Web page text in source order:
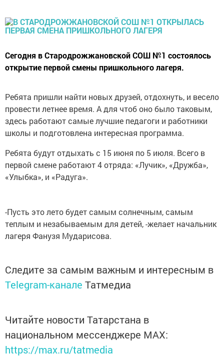
Сегодня в Стародрожжановской СОШ №1 состоялось
открытие первой смены пришкольного лагеря.
Ребята пришли найти новых друзей, отдохнуть, и весело
провести летнее время. А для чтоб оно было таковым,
здесь работают самые лучшие педагоги и работники
школы и подготовлена интересная программа.
Ребята будут отдыхать с 15 июня по 5 июля. Всего в
первой смене работают 4 отряда: «Лучик», «Дружба»,
«Улыбка», и «Радуга».
-Пусть это лето будет самым солнечным, самым
теплым и незабываемым для детей, -желает начальник
лагеря Фанузя Мударисова.
Следите за самым важным и интересным в
Telegram-канале Татмедиа
Читайте новости Татарстана в
национальном мессенджере MАХ:
https://max.ru/tatmedia